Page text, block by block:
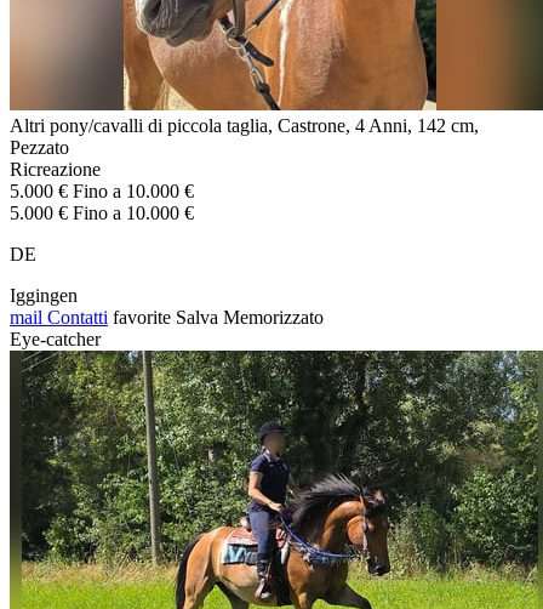
Altri pony/cavalli di piccola taglia, Castrone, 4 Anni, 142 cm,
Pezzato
Ricreazione
5.000 € Fino a 10.000 €
5.000 € Fino a 10.000 €
DE
Iggingen
mail Contatti favorite Salva Memorizzato
Eye-catcher